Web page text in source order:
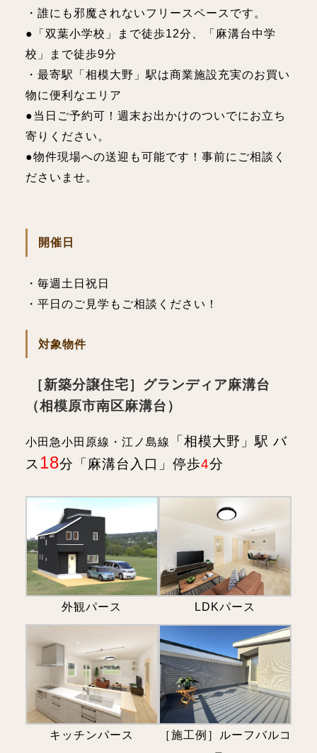
・誰にも邪魔されないフリースペースです。
●「双葉小学校」まで徒歩12分、「麻溝台中学
校」まで徒歩9分
・最寄駅「相模大野」駅は商業施設充実のお買い
物に便利なエリア
●当日ご予約可！週末お出かけのついでにお立ち
寄りください。
●物件現場への送迎も可能です！事前にご相談く
ださいませ。
開催日
・毎週土日祝日
・平日のご見学もご相談ください！
対象物件
［新築分譲住宅］グランディア麻溝台
（相模原市南区麻溝台 ）
小田急小田原線・江ノ島線
「相模大野」駅 バ
ス 18分「麻溝台入口」停歩4分
外観パース LDKパース
キッチンパース
［施工例］ルーフバルコ